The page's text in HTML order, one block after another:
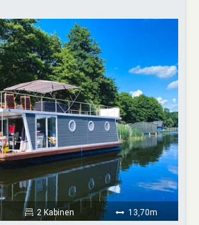
2 Kabinen 13,70m